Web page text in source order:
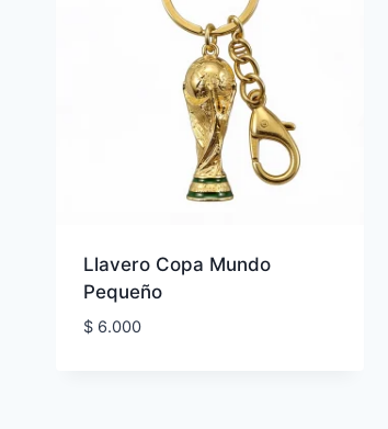
Llavero Copa Mundo
Pequeño
$6.000